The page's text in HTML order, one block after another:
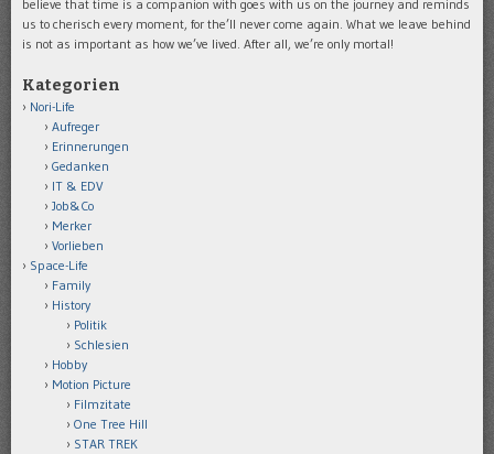
believe that time is a companion with goes with us on the journey and reminds
us to cherisch every moment, for the’ll never come again. What we leave behind
is not as important as how we’ve lived. After all, we’re only mortal!
Kategorien
Nori-Life
Aufreger
Erinnerungen
Gedanken
IT & EDV
Job&Co
Merker
Vorlieben
Space-Life
Family
History
Politik
Schlesien
Hobby
Motion Picture
Filmzitate
One Tree Hill
STAR TREK